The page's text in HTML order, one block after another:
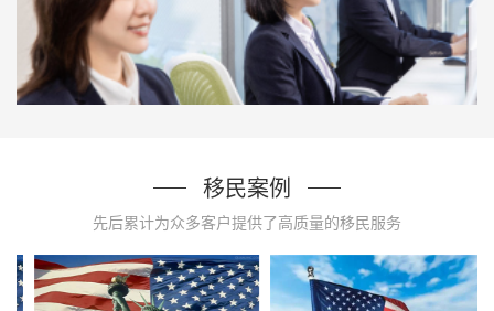
移民案例
先后累计为众多客户提供了高质量的移民服务